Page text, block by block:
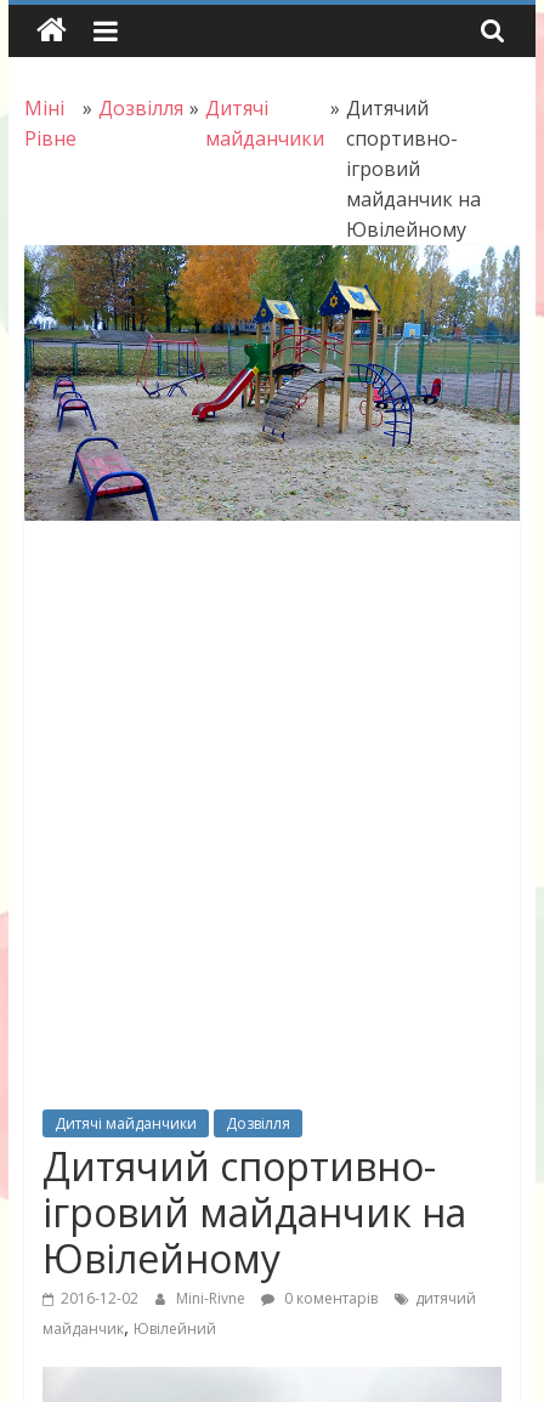
Skip
Міні
Рівне
» Дозвілля » Дитячі
майданчики
» Дитячий
спортивно-
ігровий
майданчик на
Ювілейному
Дитячі майданчики Дозвілля
Дитячий спортивно-
ігровий майданчик на
Ювілейному
2016-12-02 Mini-Rivne 0 коментарів
дитячий
майданчик, Ювілейний